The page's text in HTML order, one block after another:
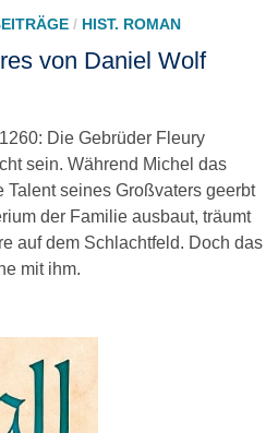
/ HIST. ROMAN
von Daniel Wolf
Die Gebrüder Fleury
sein. Während Michel das
Talent seines Großvaters geerbt
der Familie ausbaut, träumt
auf dem Schlachtfeld. Doch das
mit ihm.